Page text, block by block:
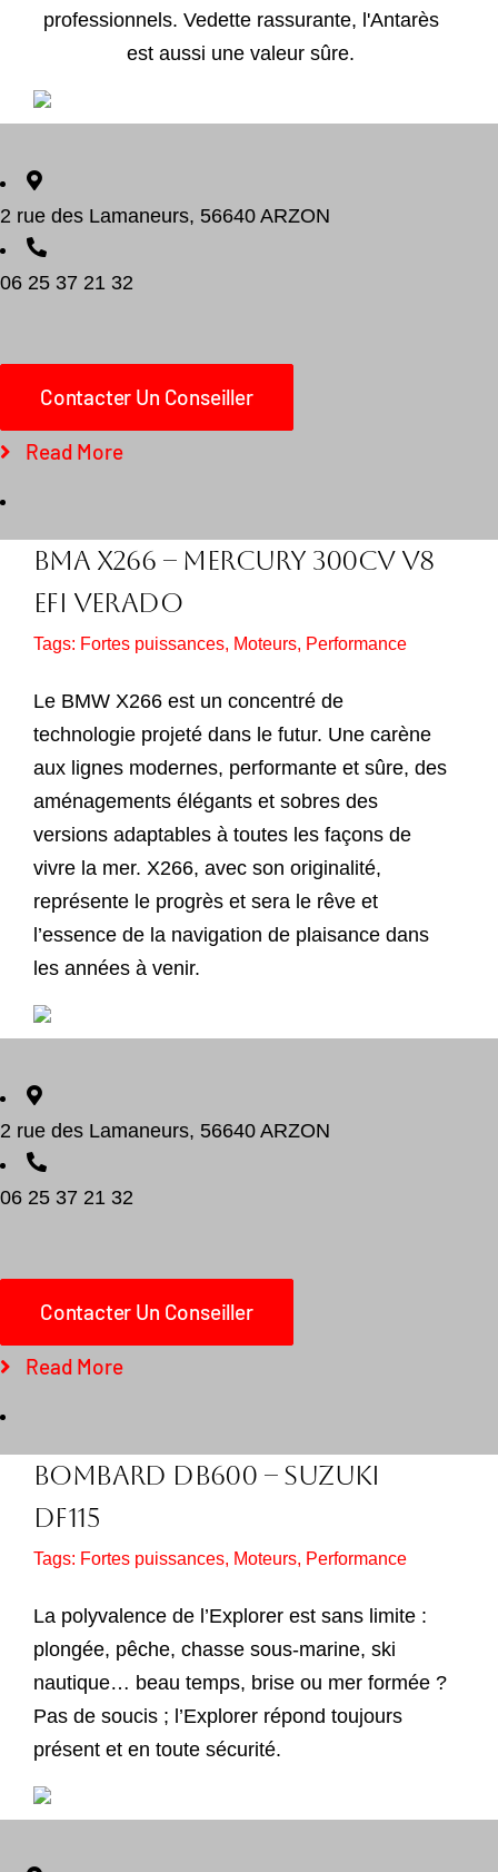
professionnels. Vedette rassurante, l'Antarès
est aussi une valeur sûre.
2 rue des Lamaneurs, 56640 ARZON
06 25 37 21 32
Contacter Un Conseiller
Read More
Add to cart Détails
BMA X266 – MERCURY 300cv V8
EFI VERADO
Tags: Fortes puissances, Moteurs, Performance
Le BMW X266 est un concentré de
technologie projeté dans le futur. Une carène
aux lignes modernes, performante et sûre, des
aménagements élégants et sobres des
versions adaptables à toutes les façons de
vivre la mer. X266, avec son originalité,
représente le progrès et sera le rêve et
l’essence de la navigation de plaisance dans
les années à venir.
2 rue des Lamaneurs, 56640 ARZON
06 25 37 21 32
Contacter Un Conseiller
Read More
Add to cart Détails
BOMBARD DB600 – SUZUKI
DF115
Tags: Fortes puissances, Moteurs, Performance
La polyvalence de l’Explorer est sans limite :
plongée, pêche, chasse sous-marine, ski
nautique… beau temps, brise ou mer formée ?
Pas de soucis ; l’Explorer répond toujours
présent et en toute sécurité.